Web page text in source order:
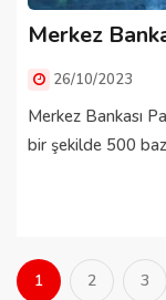
Merkez
26/10/2023
Merkez Bankası
bir şekilde 500 baz
1 2 3